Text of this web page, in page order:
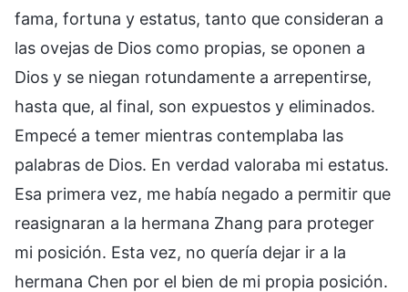
fama, fortuna y estatus, tanto que consideran a
las ovejas de Dios como propias, se oponen a
Dios y se niegan rotundamente a arrepentirse,
hasta que, al final, son expuestos y eliminados.
Empecé a temer mientras contemplaba las
palabras de Dios. En verdad valoraba mi estatus.
Esa primera vez, me había negado a permitir que
reasignaran a la hermana Zhang para proteger
mi posición. Esta vez, no quería dejar ir a la
hermana Chen por el bien de mi propia posición.